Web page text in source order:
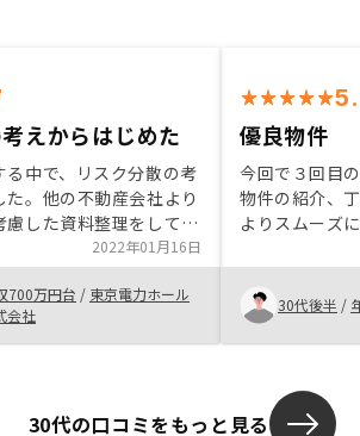
えからはじめた
中で、リスク分散の考
た。他の不動産会社より
慮した資料整理をしてお
な質問をしてもしっかり
説明をしてもらったため
した。
2022年01月16日
700万円台 / 東京電力ホール
会社
優良物件
今回で３回目
物件の紹介、
よりスムーズ
が、適時適切
念事項も払拭
30代後半 /
30代の口コミをもっと見る